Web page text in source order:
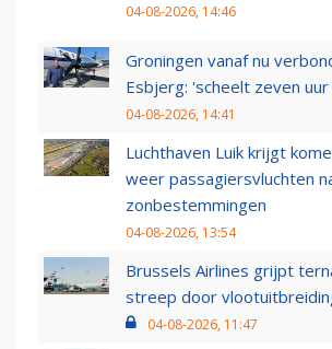
04-08-2026, 14:46
Groningen vanaf nu
Esbjerg: 'scheelt zeven
04-08-2026, 14:41
Luchthaven Luik krijgt
weer passagiersvluchten
zonbestemmingen
04-08-2026, 13:54
Brussels Airlines grijpt
streep door
04-08-2026, 11:47